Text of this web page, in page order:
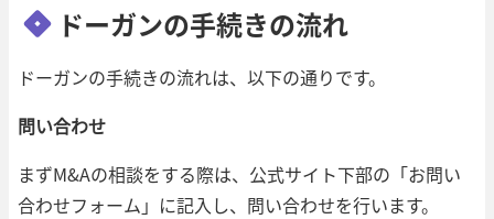
ドーガンの手続きの流れ
ドーガンの手続きの流れは、以下の通りです。
問い合わせ
まずM&Aの相談をする際は、公式サイト下部の「お問い
合わせフォーム」に記入し、問い合わせを行います。